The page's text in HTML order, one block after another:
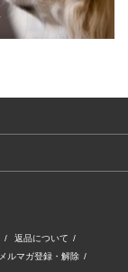
/ 返品について /
メルマガ登録・解除 /